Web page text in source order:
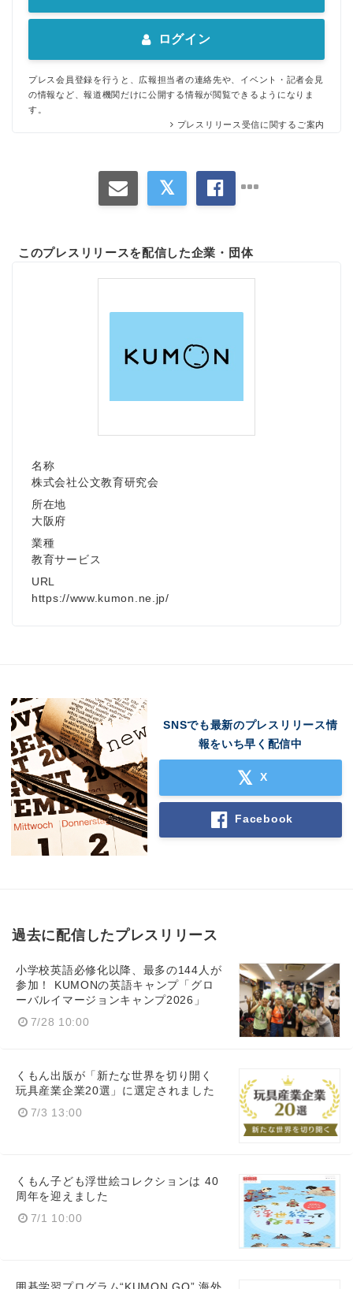
ログイン
プレス会員登録を行うと、広報担当者の連絡先や、イベント・記者会見
の情報など、報道機関だけに公開する情報が閲覧できるようになりま
す。
プレスリリース受信に関するご案内
このプレスリリースを配信した企業・団体
名称
株式会社公文教育研究会
所在地
大阪府
業種
教育サービス
URL
https://www.kumon.ne.jp/
SNSでも最新のプレスリリース情
報をいち早く配信中
X
Facebook
過去に配信したプレスリリース
小学校英語必修化以降、最多の144人が
参加！ KUMONの英語キャンプ「グロ
ーバルイマージョンキャンプ2026」
7/28 10:00
くもん出版が「新たな世界を切り開く
玩具産業企業20選」に選定されました
7/3 13:00
くもん子ども浮世絵コレクションは 40
周年を迎えました
7/1 10:00